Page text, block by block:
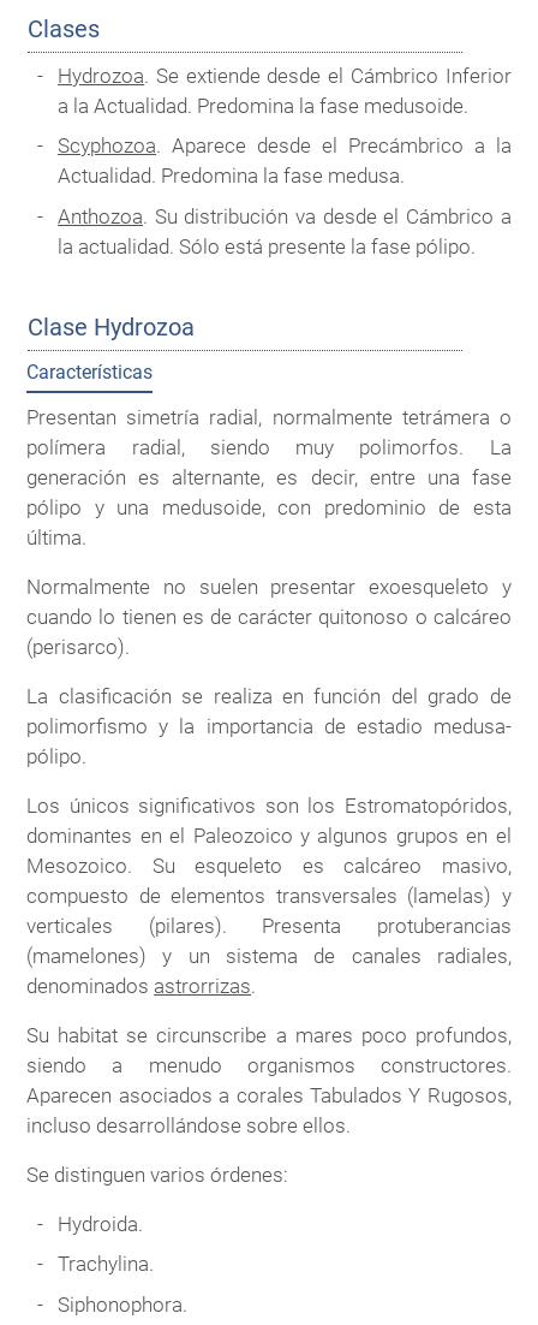
Clases
Hydrozoa. Se extiende desde el Cámbrico Inferior
a la Actualidad. Predomina la fase medusoide.
Scyphozoa. Aparece desde el Precámbrico a la
Actualidad. Predomina la fase medusa.
Anthozoa. Su distribución va desde el Cámbrico a
la actualidad. Sólo está presente la fase pólipo.
Clase Hydrozoa
Características
Presentan simetría radial, normalmente tetrámera o
polímera radial, siendo muy polimorfos. La
generación es alternante, es decir, entre una fase
pólipo y una medusoide, con predominio de esta
última.
Normalmente no suelen presentar exoesqueleto y
cuando lo tienen es de carácter quitonoso o calcáreo
(perisarco).
La clasificación se realiza en función del grado de
polimorfismo y la importancia de estadio medusa-
pólipo.
Los únicos significativos son los Estromatopóridos,
dominantes en el Paleozoico y algunos grupos en el
Mesozoico. Su esqueleto es calcáreo masivo,
compuesto de elementos transversales (lamelas) y
verticales (pilares). Presenta protuberancias
(mamelones) y un sistema de canales radiales,
denominados astrorrizas.
Su habitat se circunscribe a mares poco profundos,
siendo a menudo organismos constructores.
Aparecen asociados a corales Tabulados Y Rugosos,
incluso desarrollándose sobre ellos.
Se distinguen varios órdenes:
Hydroida.
Trachylina.
Siphonophora.